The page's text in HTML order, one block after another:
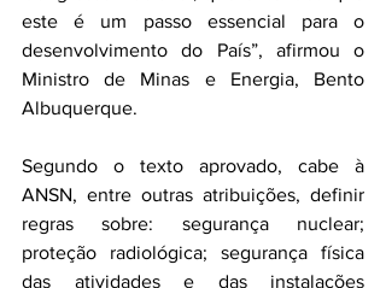
este é um passo essencial para o
desenvolvimento do País”, afirmou o
Ministro de Minas e Energia, Bento
Albuquerque.
Segundo o texto aprovado, cabe à
ANSN, entre outras atribuições, definir
regras sobre: segurança nuclear;
proteção radiológica; segurança física
das atividades e das instalações